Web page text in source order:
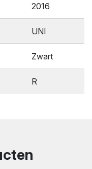
2016
UNI
Zwart
R